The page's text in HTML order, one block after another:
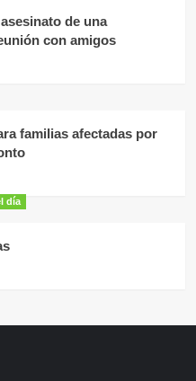
de una
con amigos
familias afectadas por
día